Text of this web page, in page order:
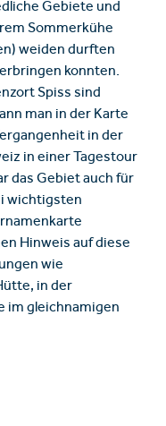
Gebiete und
Sommerkühe
weiden durften
konnten.
Spiss sind
man in der Karte
in der
in einer Tagestour
das Gebiet auch für
wichtigsten
Hinweis auf diese
wie
in der
im gleichnamigen